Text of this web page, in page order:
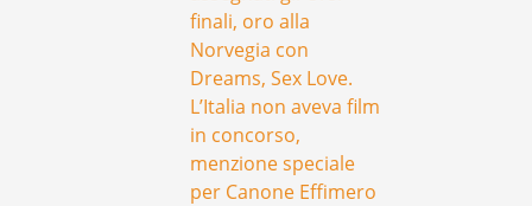
finali, oro alla
Norvegia con
Dreams, Sex Love.
L’Italia non aveva film
in concorso,
menzione speciale
per Canone Effimero